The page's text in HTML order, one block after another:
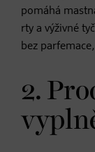
pomáhá
rty a výživné
bez
2.